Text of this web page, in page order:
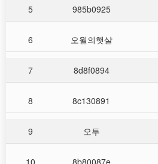
5 985b0925
6 오월의햇살
7 8d8f0894
8 8c130891
9 오투
10 8b80087e